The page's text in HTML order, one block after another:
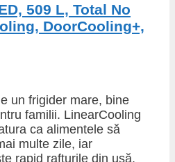
509 L, Total No
DoorCooling+,
un frigider mare, bine
familii. LinearCooling
ca alimentele să
multe zile, iar
rapid rafturile din ușă.